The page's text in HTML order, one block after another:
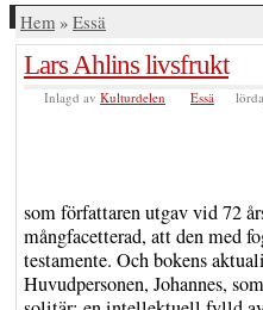
Hem » Essä
Lars Ahlins livsfrukt
Inlagd av Kulturdelen Essä
som författaren utgav vid 72
mångfacetterad, att den med
testamente. Och bokens
Huvudpersonen, Johannes,